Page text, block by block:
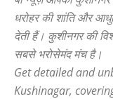
धरोहर की शांति और
देती हैं। कुशीनगर की
सबसे भरोसेमंद मंच है।
Get detailed and
Kushinagar,